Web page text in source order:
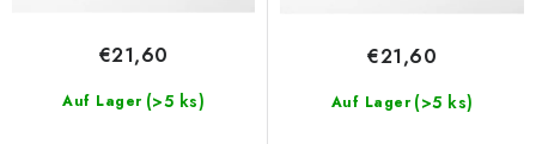
Auf Lager (>5 ks)
€21,60
Auf Lager (>5 ks)
€21,60